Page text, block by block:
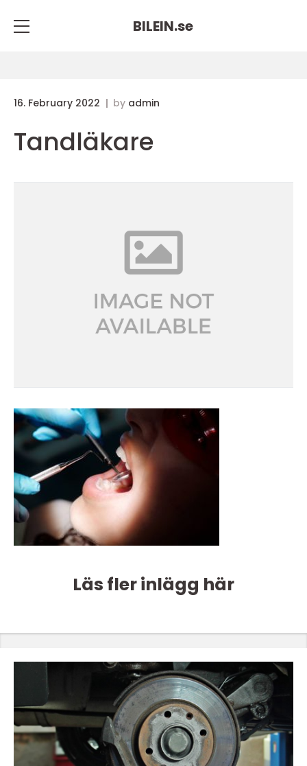
BILEIN.se
16. February 2022 by admin
Tandläkare
Läs fler inlägg här